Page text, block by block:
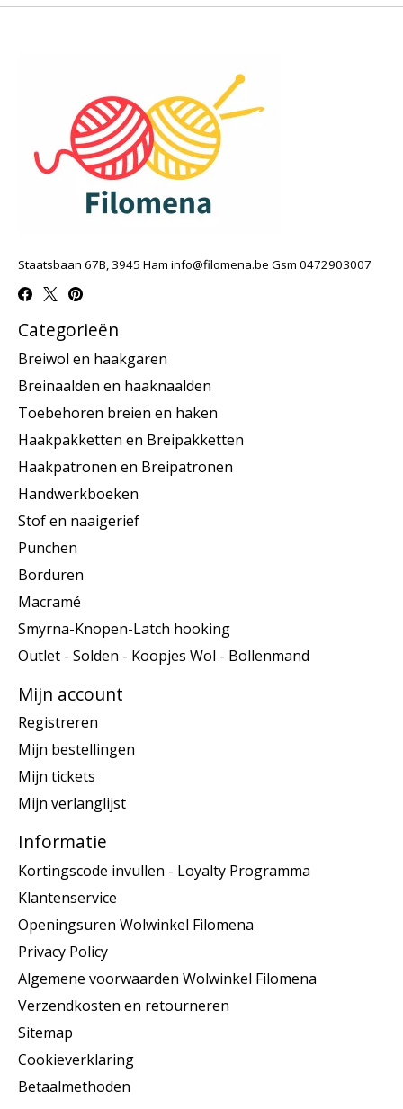
Staatsbaan 67B, 3945 Ham info@filomena.be Gsm 0472903007
Categorieën
Breiwol en haakgaren
Breinaalden en haaknaalden
Toebehoren breien en haken
Haakpakketten en Breipakketten
Haakpatronen en Breipatronen
Handwerkboeken
Stof en naaigerief
Punchen
Borduren
Macramé
Smyrna-Knopen-Latch hooking
Outlet - Solden - Koopjes Wol - Bollenmand
Mijn account
Registreren
Mijn bestellingen
Mijn tickets
Mijn verlanglijst
Informatie
Kortingscode invullen - Loyalty Programma
Klantenservice
Openingsuren Wolwinkel Filomena
Privacy Policy
Algemene voorwaarden Wolwinkel Filomena
Verzendkosten en retourneren
Sitemap
Cookieverklaring
Betaalmethoden